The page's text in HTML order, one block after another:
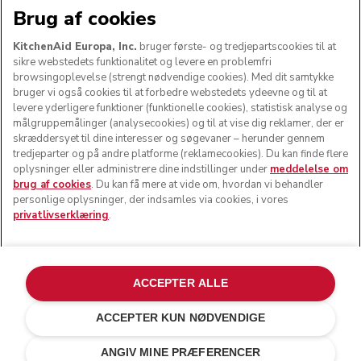
FØLG OS
KitchenAid og køkkenmaskinens design er varemærker i
USA og andre lande.
Administrer mine cookies Privatlivserklæring
Brug af cookies
KitchenAid Europa, Inc. bruger første- og tredjepartscookies til at
sikre webstedets funktionalitet og levere en problemfri
browsingoplevelse (strengt nødvendige cookies). Med dit samtykke
bruger vi også cookies til at forbedre webstedets ydeevne og til at
levere yderligere funktioner (funktionelle cookies), statistisk analyse og
målgruppemålinger (analysecookies) og til at vise dig reklamer, der er
skræddersyet til dine interesser og søgevaner – herunder gennem
tredjeparter og på andre platforme (reklamecookies). Du kan finde flere
oplysninger eller administrere dine indstillinger under meddelelse om
brug af cookies. Du kan få mere at vide om, hvordan vi behandler
personlige oplysninger, der indsamles via cookies, i vores
privatlivserklæring.
ANGIV MINE PRÆFERENCER
ACCEPTER KUN NØDVENDIGE
ACCEPTER ALLE